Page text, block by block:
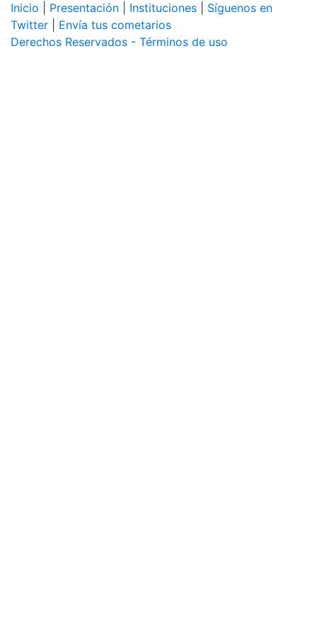
Inicio Presentación Instituciones
Síguenos en
Twitter
Envía tus cometarios
Derechos Reservados - Términos de uso